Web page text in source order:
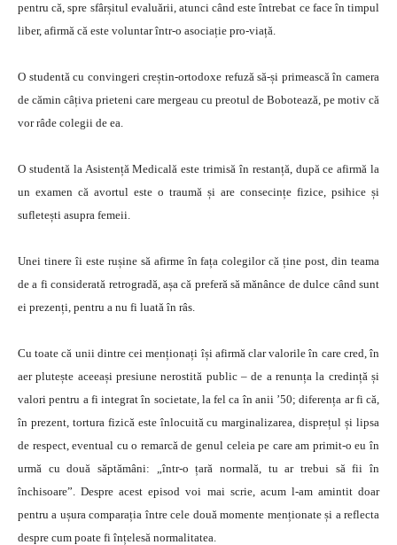
pentru că, spre sfârșitul evaluării, atunci când este întrebat ce face în timpul
liber, afirmă că este voluntar într-o asociație pro-viață.
O studentă cu convingeri creștin-ortodoxe refuză să-și primească în camera
de cămin câțiva prieteni care mergeau cu preotul de Bobotează, pe motiv că
vor râde colegii de ea.
O studentă la Asistență Medicală este trimisă în restanță, după ce afirmă la
un examen că avortul este o traumă și are consecințe fizice, psihice și
sufletești asupra femeii.
Unei tinere îi este rușine să afirme în fața colegilor că ține post, din teama
de a fi considerată retrogradă, așa că preferă să mănânce de dulce când sunt
ei prezenți, pentru a nu fi luată în râs.
Cu toate că unii dintre cei menționați își afirmă clar valorile în care cred, în
aer plutește aceeași presiune nerostită public – de a renunța la credință și
valori pentru a fi integrat în societate, la fel ca în anii ’50; diferența ar fi că,
în prezent, tortura fizică este înlocuită cu marginalizarea, disprețul și lipsa
de respect, eventual cu o remarcă de genul celeia pe care am primit-o eu în
urmă cu două săptămâni: „într-o țară normală, tu ar trebui să fii în
închisoare”. Despre acest episod voi mai scrie, acum l-am amintit doar
pentru a ușura comparația între cele două momente menționate și a reflecta
despre cum poate fi înțelesă normalitatea.